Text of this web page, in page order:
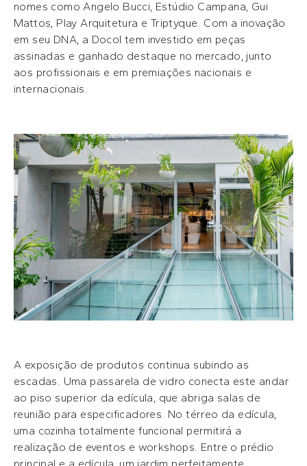
nomes como Angelo Bucci, Estúdio Campana, Gui
Mattos, Play Arquitetura e Triptyque. Com a inovação
em seu DNA, a Docol tem investido em peças
assinadas e ganhado destaque no mercado, junto
aos profissionais e em premiações nacionais e
internacionais.
A exposição de produtos continua subindo as
escadas. Uma passarela de vidro conecta este andar
ao piso superior da edícula, que abriga salas de
reunião para especificadores. No térreo da edícula,
uma cozinha totalmente funcional permitirá a
realização de eventos e workshops. Entre o prédio
principal e a edícula, um jardim perfeitamente